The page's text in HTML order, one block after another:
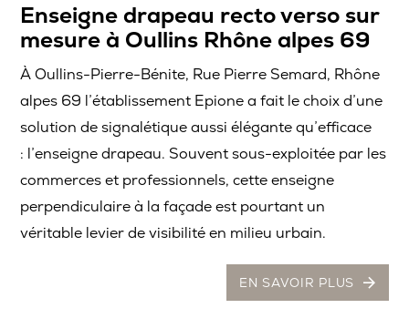
Enseigne drapeau recto verso sur
mesure à Oullins Rhône alpes 69
À Oullins-Pierre-Bénite, Rue Pierre Semard, Rhône
alpes 69 l’établissement Epione a fait le choix d’une
solution de signalétique aussi élégante qu’efficace
: l’enseigne drapeau. Souvent sous-exploitée par les
commerces et professionnels, cette enseigne
perpendiculaire à la façade est pourtant un
véritable levier de visibilité en milieu urbain.
EN SAVOIR PLUS